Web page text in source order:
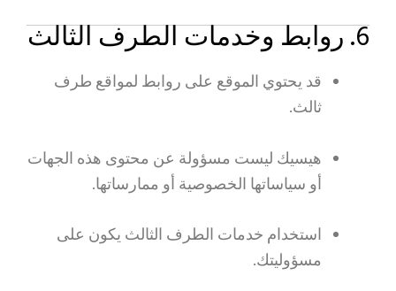
6. روابط وخدمات الطرف الثالث
قد يحتوي الموقع على روابط لمواقع طرف
ثالث.
هيسيك ليست مسؤولة عن محتوى هذه الجهات
أو سياساتها الخصوصية أو ممارساتها.
استخدام خدمات الطرف الثالث يكون على
مسؤوليتك.